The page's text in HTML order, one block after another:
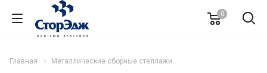
0
Главная Металлические сборные стеллажи